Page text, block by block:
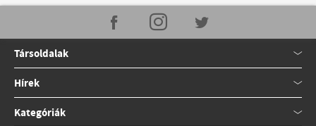
Társoldalak
Hírek
Kategóriák